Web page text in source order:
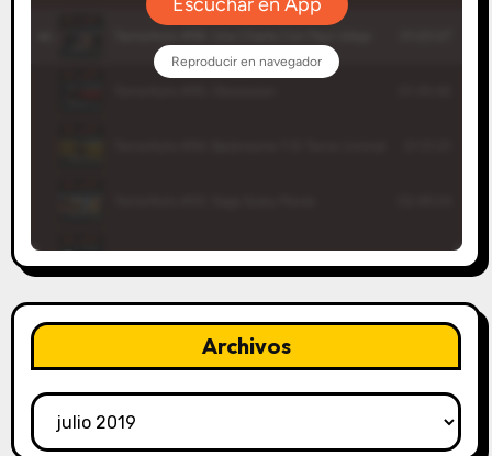
Archivos
Archivos